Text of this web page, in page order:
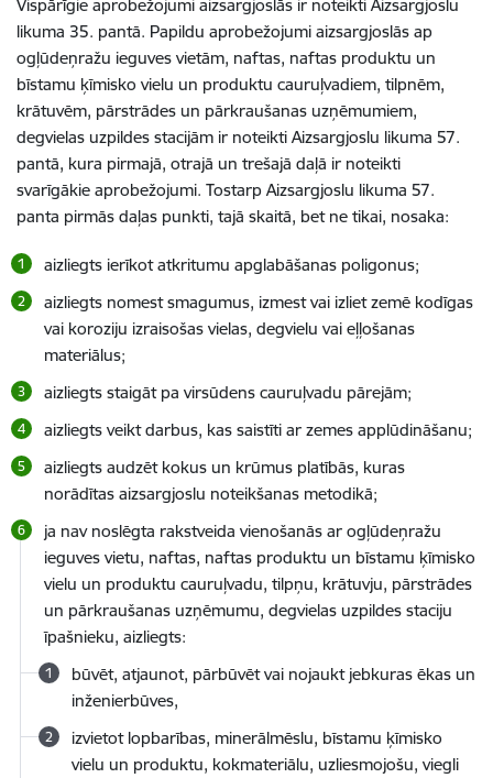
Vispārīgie aprobežojumi aizsargjoslās ir noteikti Aizsargjoslu
likuma 35. pantā. Papildu aprobežojumi aizsargjoslās ap
ogļūdeņražu ieguves vietām, naftas, naftas produktu un
bīstamu ķīmisko vielu un produktu cauruļvadiem, tilpnēm,
krātuvēm, pārstrādes un pārkraušanas uzņēmumiem,
degvielas uzpildes stacijām ir noteikti Aizsargjoslu likuma 57.
pantā, kura pirmajā, otrajā un trešajā daļā ir noteikti
svarīgākie aprobežojumi. Tostarp Aizsargjoslu likuma 57.
panta pirmās daļas punkti, tajā skaitā, bet ne tikai, nosaka:
aizliegts ierīkot atkritumu apglabāšanas poligonus;
aizliegts nomest smagumus, izmest vai izliet zemē kodīgas
vai koroziju izraisošas vielas, degvielu vai eļļošanas
materiālus;
aizliegts staigāt pa virsūdens cauruļvadu pārejām;
aizliegts veikt darbus, kas saistīti ar zemes applūdināšanu;
aizliegts audzēt kokus un krūmus platībās, kuras
norādītas aizsargjoslu noteikšanas metodikā;
ja nav noslēgta rakstveida vienošanās ar ogļūdeņražu
ieguves vietu, naftas, naftas produktu un bīstamu ķīmisko
vielu un produktu cauruļvadu, tilpņu, krātuvju, pārstrādes
un pārkraušanas uzņēmumu, degvielas uzpildes staciju
īpašnieku, aizliegts:
būvēt, atjaunot, pārbūvēt vai nojaukt jebkuras ēkas un
inženierbūves,
izvietot lopbarības, minerālmēslu, bīstamu ķīmisko
vielu un produktu, kokmateriālu, uzliesmojošu, viegli